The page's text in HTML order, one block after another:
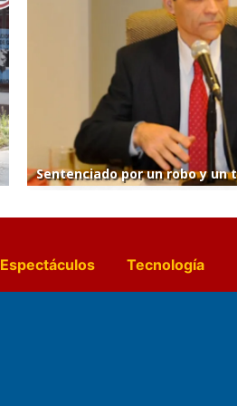
Sentenciado por un robo y un
Espectáculos Tecnología